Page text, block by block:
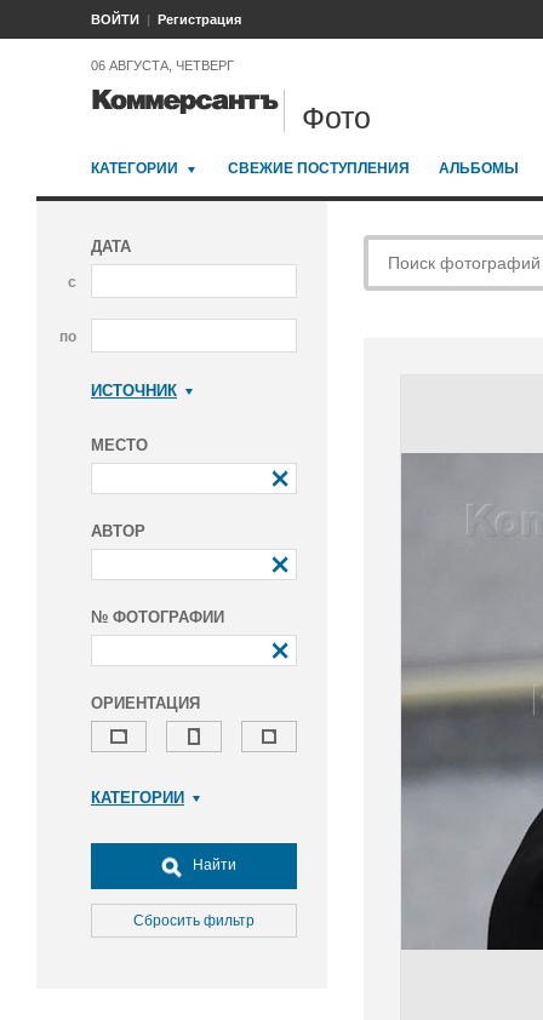
ВОЙТИ Регистрация
06 АВГУСТА, ЧЕТВЕРГ
Фото
КАТЕГОРИИ СВЕЖИЕ ПОСТУПЛЕНИЯ АЛЬБОМЫ
ДАТА
с
по
ИСТОЧНИК
МЕСТО
АВТОР
№ ФОТОГРАФИИ
ОРИЕНТАЦИЯ
КАТЕГОРИИ
Досуг, туризм и отдых
Культура
Медицина
Найти
Сбросить фильтр